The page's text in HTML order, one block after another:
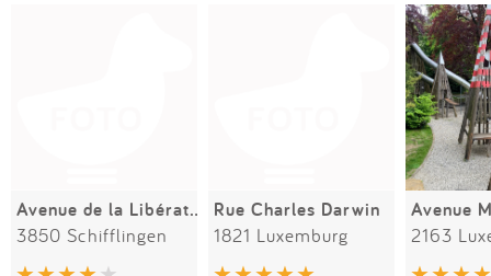
Avenue de la Libération
3850 Schifflingen
Rue Charles Darwin
1821 Luxemburg
Avenue
2163